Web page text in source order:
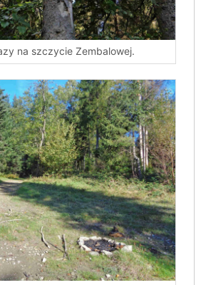
na szczycie Zembalowej.